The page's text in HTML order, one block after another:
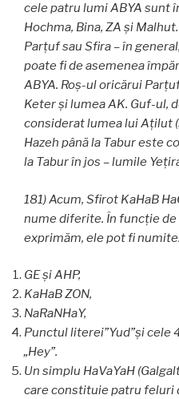
cele patru lumi ABYA sunt
Hochma, Bina, ZA și
Parţuf sau Sfira – în
poate fi de asemenea
ABYA. Roş-ul oricărui
Keter și lumea AK. Guf-ul,
considerat lumea lui Aţilut
Hazeh până la Tabur este
la Tabur în jos – lumile
181) Acum, Sfirot KaHaB
nume diferite. În funcție de
exprimăm, ele pot fi
GE și AHP,
KaHaB ZON,
NaRaNHaY,
Punctul literei”Yud”și cele
„Hey”.
Un simplu HaVaYaH
care constituie patru feluri